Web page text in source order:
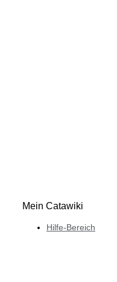
Mein Catawiki
Hilfe-Bereich